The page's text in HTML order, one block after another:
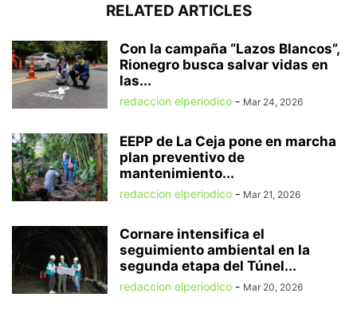
RELATED ARTICLES
Con la campaña “Lazos Blancos”,
Rionegro busca salvar vidas en
las...
redaccion elperiodico - Mar 24, 2026
EEPP de La Ceja pone en marcha
plan preventivo de
mantenimiento...
redaccion elperiodico - Mar 21, 2026
Cornare intensifica el
seguimiento ambiental en la
segunda etapa del Túnel...
redaccion elperiodico - Mar 20, 2026